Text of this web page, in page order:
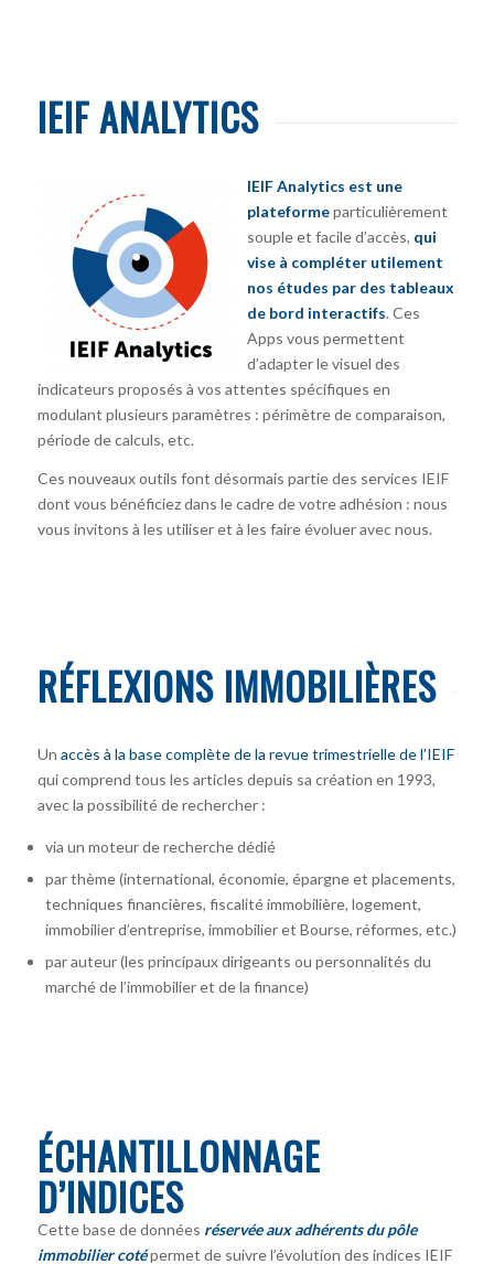
IEIF ANALYTICS
IEIF Analytics est une
plateformeparticulièrement
souple et facile d’accès, qui
vise à compléter utilement
nos études par des tableaux
de bord interactifs. Ces
Apps vous permettent
d’adapter le visuel des
indicateurs proposés à vos attentes spécifiques en
modulant plusieurs paramètres : périmètre de comparaison,
période de calculs, etc.
Ces nouveaux outils font désormais partie des services IEIF
dont vous bénéficiez dans le cadre de votre adhésion : nous
vous invitons à les utiliser et à les faire évoluer avec nous.
RÉFLEXIONS IMMOBILIÈRES
Un accès à la base complète de la revue trimestrielle de l’IEIF
qui comprend tous les articles depuis sa création en 1993,
avec la possibilité de rechercher :
via un moteur de recherche dédié
par thème (international, économie, épargne et placements,
techniques financières, fiscalité immobilière, logement,
immobilier d’entreprise, immobilier et Bourse, réformes, etc.)
par auteur (les principaux dirigeants ou personnalités du
marché de l’immobilier et de la finance)
ÉCHANTILLONNAGE
D’INDICES
Cette base de données réservée aux adhérents du pôle
immobilier coté permet de suivre l’évolution des indices IEIF